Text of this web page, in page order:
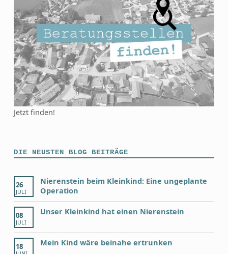
Jetzt finden!
DIE NEUSTEN BLOG BEITRÄGE
26
JULI
Nierenstein beim Kleinkind: Eine ungeplante
Operation
08
JULI
Unser Kleinkind hat einen Nierenstein
18 Mein Kind wäre beinahe ertrunken